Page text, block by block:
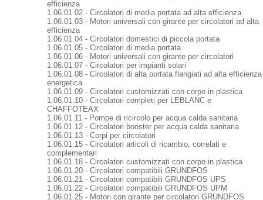
efficienza
1.06.01.02 - Circolatori di media portata ad alta efficienza
1.06.01.03 - Motori universali con girante per circolatori ad alta
efficienza
1.06.01.04 - Circolatori domestici di piccola portata
1.06.01.05 - Circolatori di media portata
1.06.01.06 - Motori universali con girante per circolatori
1.06.01.07 - Circolatori per impianti solari
1.06.01.08 - Circolatori di alta portata flangiati ad alta efficienza
energetica
1.06.01.09 - Circolatori customizzati con corpo in plastica
1.06.01.10 - Circolatori completi per LEBLANC e
CHAFFOTEAX
1.06.01.11 - Pompe di ricircolo per acqua calda sanitaria
1.06.01.12 - Circolatori booster per acqua calda sanitaria
1.06.01.13 - Corpi per circolatori
1.06.01.15 - Circolatori articoli di ricambio, correlati e
complementari
1.06.01.18 - Circolatori customizzati con corpo in plastica
1.06.01.20 - Circolatori compatibili GRUNDFOS
1.06.01.21 - Circolatori compatibili GRUNDFOS UPS
1.06.01.22 - Circolatori compatibili GRUNDFOS UPM
1.06.01.25 - Motori con girante per circolatori GRUNDFOS